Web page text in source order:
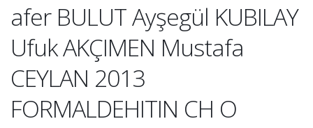
afer BULUT Ayşegül KUBILAY
Ufuk AKÇIMEN Mustafa
CEYLAN 2013
FORMALDEHITIN CH O